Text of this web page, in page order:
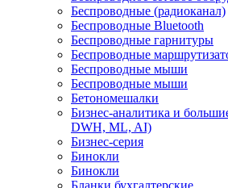
Беспроводные (радиоканал)
Беспроводные Bluetooth
Беспроводные гарнитуры
Беспроводные
Беспроводные мыши
Беспроводные мыши
Бетономешалки
Бизнес-аналитика и
DWH, ML, AI)
Бизнес-серия
Бинокли
Бинокли
Бланки бухгалтерские